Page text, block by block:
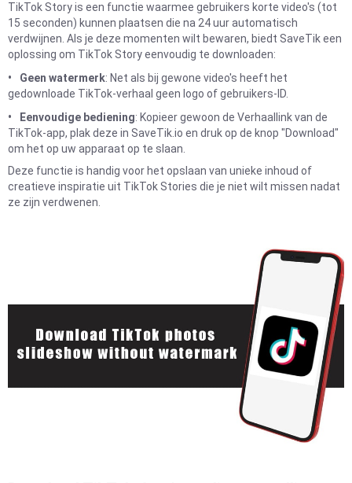
TikTok Story is een functie waarmee gebruikers korte video's (tot
15 seconden) kunnen plaatsen die na 24 uur automatisch
verdwijnen. Als je deze momenten wilt bewaren, biedt SaveTik een
oplossing om TikTok Story eenvoudig te downloaden:
Geen watermerk: Net als bij gewone video's heeft het
gedownloade TikTok-verhaal geen logo of gebruikers-ID.
Eenvoudige bediening: Kopieer gewoon de Verhaallink van de
TikTok-app, plak deze in SaveTik.io en druk op de knop "Download"
om het op uw apparaat op te slaan.
Deze functie is handig voor het opslaan van unieke inhoud of
creatieve inspiratie uit TikTok Stories die je niet wilt missen nadat
ze zijn verdwenen.